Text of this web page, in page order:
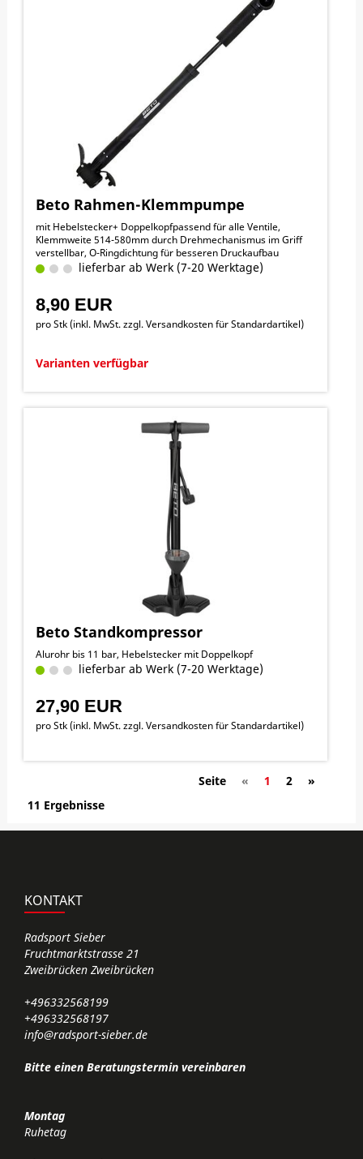
Beto Rahmen-Klemmpumpe
mit Hebelstecker+ Doppelkopfpassend für alle Ventile,
Klemmweite 514-580mm durch Drehmechanismus im Griff
verstellbar, O-Ringdichtung für besseren Druckaufbau
lieferbar ab Werk (7-20 Werktage)
8,90 EUR
pro Stk (inkl. MwSt. zzgl.Versandkosten für Standardartikel)
Varianten verfügbar
Beto Standkompressor
Alurohr bis 11 bar, Hebelstecker mit Doppelkopf
lieferbar ab Werk (7-20 Werktage)
27,90 EUR
pro Stk (inkl. MwSt. zzgl.Versandkosten für Standardartikel)
Seite « 1 2
»
11 Ergebnisse
KONTAKT
Radsport Sieber
Fruchtmarktstrasse 21
Zweibrücken Zweibrücken
+496332568199
+496332568197
info@radsport-sieber.de
Bitte einen Beratungstermin vereinbaren
Montag
Ruhetag